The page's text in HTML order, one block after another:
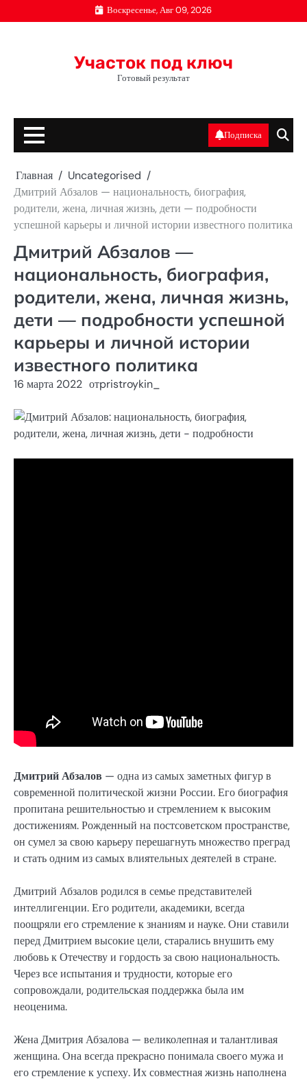
к
Воскресенье, Авг 09, 2026
Участок под ключ
Готовый результат
Подписка
Главная
Uncategorised
Дмитрий Абзалов — национальность, биография,
родители, жена, личная жизнь, дети — подробности
успешной карьеры и личной истории известного политика
Дмитрий Абзалов —
национальность, биография,
родители, жена, личная жизнь,
дети — подробности успешной
карьеры и личной истории
известного политика
16 марта 2022 отpristroykin_
Дмитрий Абзалов — одна из самых заметных фигур в
современной политической жизни России. Его биография
пропитана решительностью и стремлением к высоким
достижениям. Рожденный на постсоветском пространстве,
он сумел за свою карьеру перешагнуть множество преград
и стать одним из самых влиятельных деятелей в стране.
Дмитрий Абзалов родился в семье представителей
интеллигенции. Его родители, академики, всегда
поощряли его стремление к знаниям и науке. Они ставили
перед Дмитрием высокие цели, старались внушить ему
любовь к Отечеству и гордость за свою национальность.
Через все испытания и трудности, которые его
сопровождали, родительская поддержка была им
неоценима.
Жена Дмитрия Абзалова — великолепная и талантливая
женщина. Она всегда прекрасно понимала своего мужа и
его стремление к успеху. Их совместная жизнь наполнена